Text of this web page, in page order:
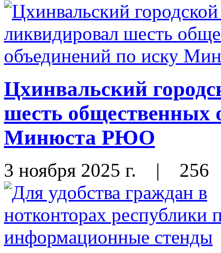
Цхинвальский
шесть общественных
Минюста РЮО
3 ноября 2025 г. | 256